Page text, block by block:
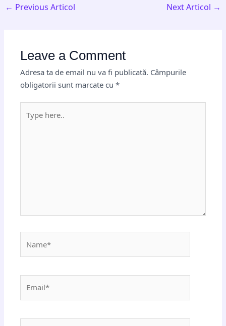
← Previous Articol Next Articol →
Leave a Comment
Adresa ta de email nu va fi publicată. Câmpurile
obligatorii sunt marcate cu*
here..